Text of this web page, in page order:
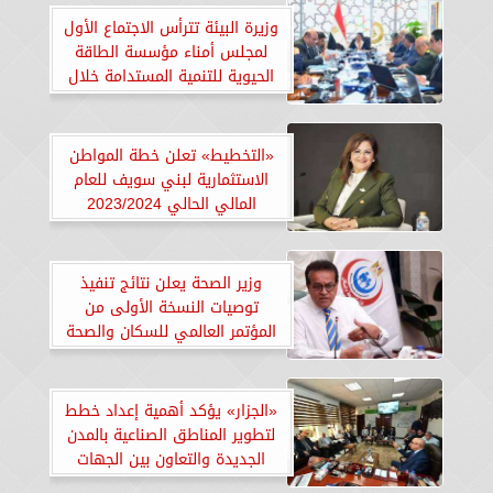
وزيرة البيئة تترأس الاجتماع الأول
لمجلس أمناء مؤسسة الطاقة
الحيوية للتنمية المستدامة خلال
2024
«التخطيط» تعلن خطة المواطن
الاستثمارية لبني سويف للعام
المالي الحالي 2023/2024
وزير الصحة يعلن نتائج تنفيذ
توصيات النسخة الأولى من
المؤتمر العالمي للسكان والصحة
والتنمية
«الجزار» يؤكد أهمية إعداد خطط
لتطوير المناطق الصناعية بالمدن
الجديدة والتعاون بين الجهات
المعنية